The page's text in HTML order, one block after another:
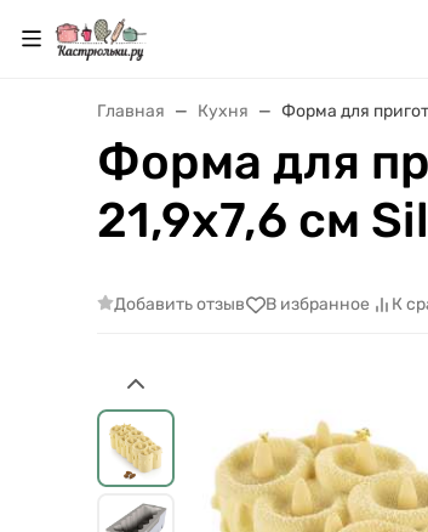
Главная Кухня Форма для
Форма для
21,9х7,6 см
Добавить отзыв В избранное К